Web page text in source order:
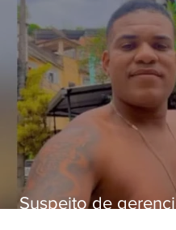
Suspeito de